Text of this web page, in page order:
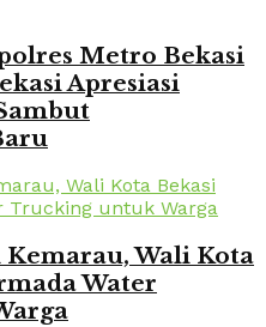
Metro Bekasi
Apresiasi
Wali Kota
Water